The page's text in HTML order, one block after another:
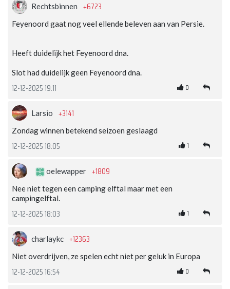
Rechtsbinnen +6723
Feyenoord gaat nog veel ellende beleven aan van Persie.
Heeft duidelijk het Feyenoord dna.
Slot had duidelijk geen Feyenoord dna.
12-12-2025 19:11 0
Larsio +3141
Zondag winnen betekend seizoen geslaagd
12-12-2025 18:05 1
oelewapper +1809
Nee niet tegen een camping elftal maar met een
campingelftal.
12-12-2025 18:03 1
charlaykc +12363
Niet overdrijven, ze spelen echt niet per geluk in Europa
12-12-2025 16:54 0